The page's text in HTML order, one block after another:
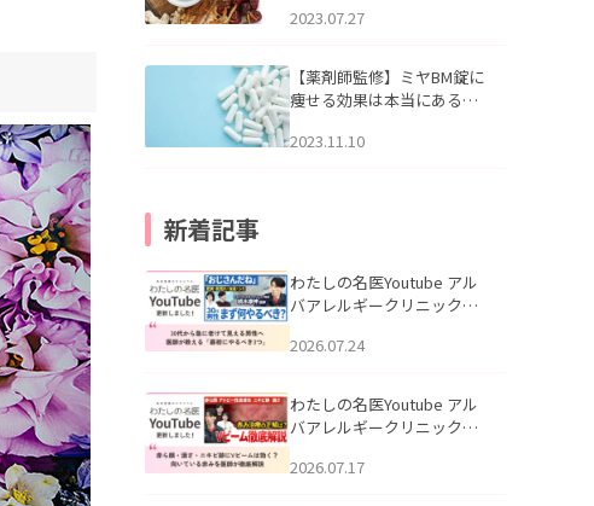
2023.07.27
【薬剤師監修】ミヤBM錠に
痩せる効果は本当にある
2023.11.10
新着記事
わたしの名医Youtube アル
バアレルギークリニック札
える男性へ｜医師が教える
公開いたしました。
2026.07.24
わたしの名医Youtube アル
バアレルギークリニック札
跡にVビームは効く？向いて
2026.07.17